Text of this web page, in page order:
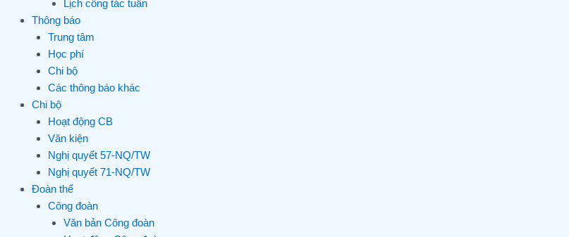
Lịch công tác tuần
Thông báo
Trung tâm
Học phí
Chi bộ
Các thông báo khác
Chi bộ
Hoạt động CB
Văn kiện
Nghị quyết 57-NQ/TW
Nghị quyết 71-NQ/TW
Đoàn thể
Công đoàn
Văn bản Công đoàn